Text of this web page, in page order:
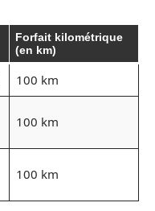
Forfait kilométrique
(en km)
100 km
100 km
100 km